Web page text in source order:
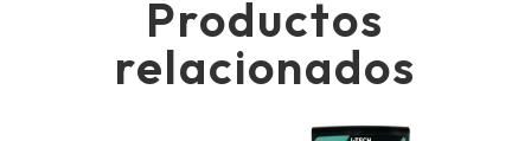
Productos
relacionados